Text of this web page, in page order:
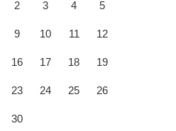
2 3 4 5
9 10 11 12
16 17 18 19
23 24 25 26
30